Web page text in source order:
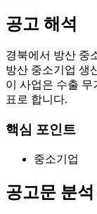
공고 해석
경북에서 방산 중
방산 중소기업 생
이 사업은 수출
표로 합니다.
핵심 포인트
중소기업
공고문 분